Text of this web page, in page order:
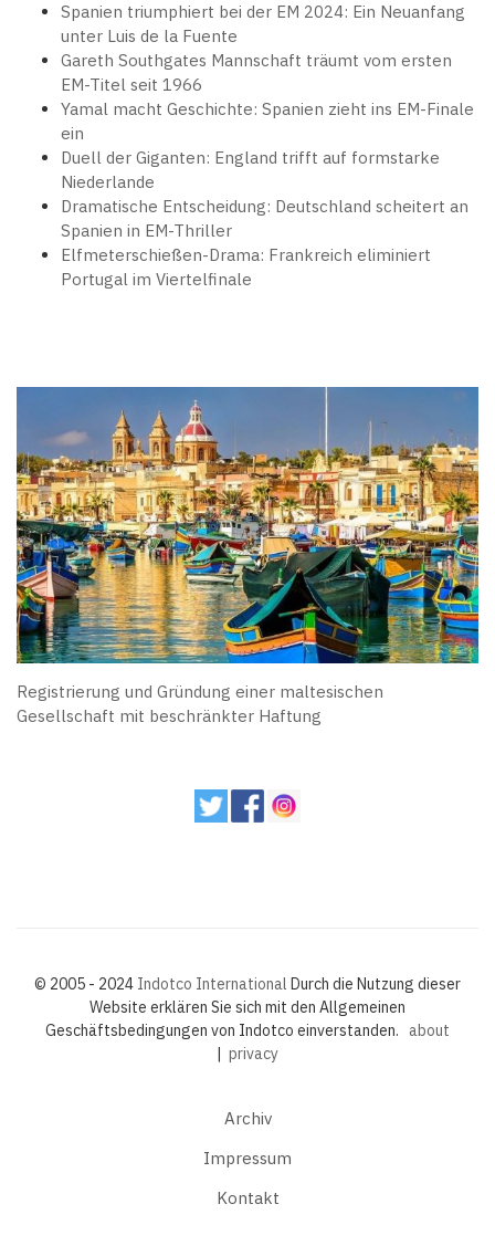
Spanien triumphiert bei der EM 2024: Ein Neuanfang
unter Luis de la Fuente
Gareth Southgates Mannschaft träumt vom ersten
EM-Titel seit 1966
Yamal macht Geschichte: Spanien zieht ins EM-Finale
ein
Duell der Giganten: England trifft auf formstarke
Niederlande
Dramatische Entscheidung: Deutschland scheitert an
Spanien in EM-Thriller
Elfmeterschießen-Drama: Frankreich eliminiert
Portugal im Viertelfinale
Registrierung und Gründung einer maltesischen
Gesellschaft mit beschränkter Haftung
© 2005 - 2024 Indotco International Durch die Nutzung dieser
Website erklären Sie sich mit den Allgemeinen
Geschäftsbedingungen von Indotco einverstanden. about
| privacy
Archiv
Impressum
Kontakt